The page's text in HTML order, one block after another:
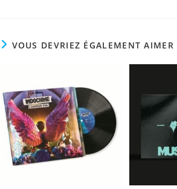
VOUS DEVRIEZ ÉGALEMENT AIMER